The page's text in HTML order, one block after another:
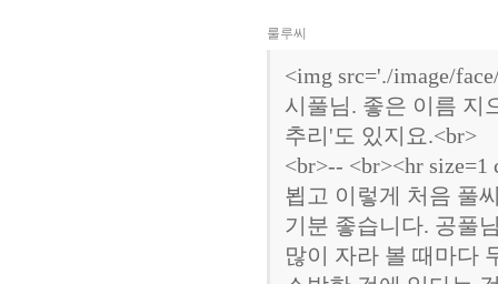
룰루씨
<img src='./image/
시풀님. 좋은 이름
추리'도 있지요.<br>
<br>-- <br><hr
뵙고 이렇게 처음 풀
기분 좋습니다. 공풀
많이 자라 볼 때마다